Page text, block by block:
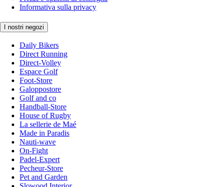
Informativa sulla privacy
I nostri negozi
Daily Bikers
Direct Running
Direct-Volley
Espace Golf
Foot-Store
Galoppostore
Golf and co
Handball-Store
House of Rugby
La sellerie de Maé
Made in Paradis
Nauti-wave
On-Fight
Padel-Expert
Pecheur-Store
Pet and Garden